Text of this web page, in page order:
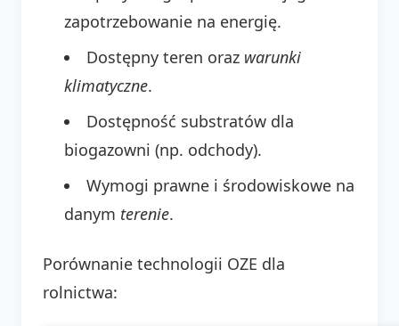
zapotrzebowanie na energię.
Dostępny teren oraz warunki
klimatyczne.
Dostępność substratów dla
biogazowni (np. odchody).
Wymogi prawne i środowiskowe na
danym terenie.
Porównanie technologii OZE dla
rolnictwa: